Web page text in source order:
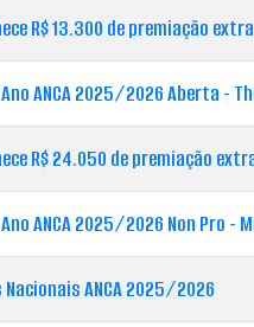
R$ 13.300 de premiação
ANCA 2025/2026 Aberta -
R$ 24.050 de premiação
ANCA 2025/2026 Non Pro -
Nacionais ANCA 2025/2026